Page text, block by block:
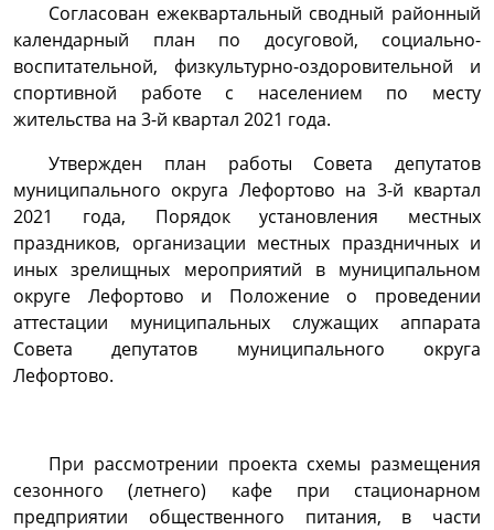
Согласован ежеквартальный сводный районный
календарный план по досуговой, социально-
воспитательной, физкультурно-оздоровительной и
спортивной работе с населением по месту
жительства на 3-й квартал 2021 года.
Утвержден план работы Совета депутатов
муниципального округа Лефортово на 3-й квартал
2021 года, Порядок установления местных
праздников, организации местных праздничных и
иных зрелищных мероприятий в муниципальном
округе Лефортово и Положение о проведении
аттестации муниципальных служащих аппарата
Совета депутатов муниципального округа
Лефортово.
При рассмотрении проекта схемы размещения
сезонного (летнего) кафе при стационарном
предприятии общественного питания, в части